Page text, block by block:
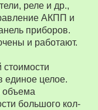
реле и др.,
АКПП и
приборов.
и работают.
единое целое.
объема
большого кол-